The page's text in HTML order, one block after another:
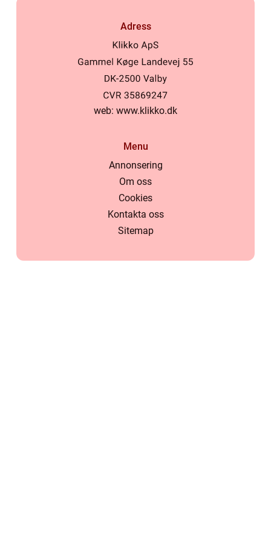
Adress
web: www.klikko.dk
Menu
Annonsering
Om oss
Cookies
Kontakta oss
Sitemap